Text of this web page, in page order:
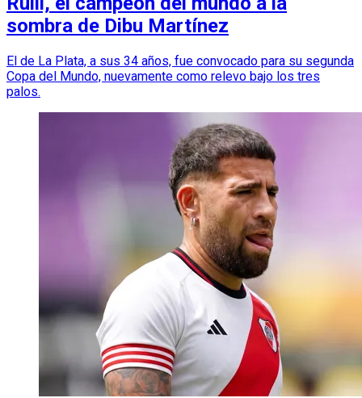
sombra de Dibu Martínez
El de La Plata, a sus 34 años, fue convocado para su segunda
Copa del Mundo, nuevamente como relevo bajo los tres
palos.